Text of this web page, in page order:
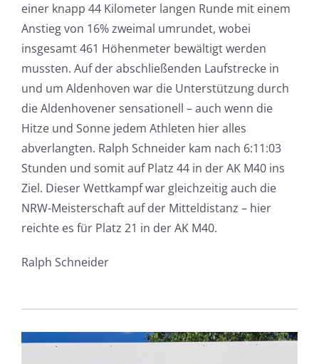
einer knapp 44 Kilometer langen Runde mit einem
Anstieg von 16% zweimal umrundet, wobei
insgesamt 461 Höhenmeter bewältigt werden
mussten. Auf der abschließenden Laufstrecke in
und um Aldenhoven war die Unterstützung durch
die Aldenhovener sensationell – auch wenn die
Hitze und Sonne jedem Athleten hier alles
abverlangten. Ralph Schneider kam nach 6:11:03
Stunden und somit auf Platz 44 in der AK M40 ins
Ziel. Dieser Wettkampf war gleichzeitig auch die
NRW-Meisterschaft auf der Mitteldistanz – hier
reichte es für Platz 21 in der AK M40.
Ralph Schneider